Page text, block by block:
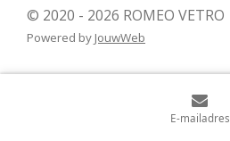
© 2020 - 2026 ROMEO VETRO
Powered by JouwWeb
E-mailadres